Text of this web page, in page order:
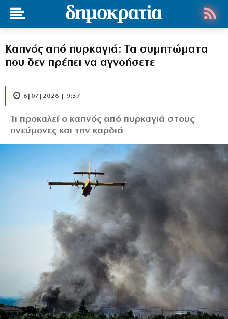
Καπνός από πυρκαγιά: Τα συμπτώματα
που δεν πρέπει να αγνοήσετε
6|07|2026 | 9:57
Τι προκαλεί ο καπνός από πυρκαγιά στους
πνεύμονες και την καρδιά